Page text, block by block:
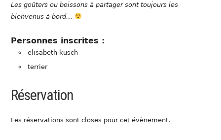
Les goûters ou boissons à partager sont toujours les
bienvenus à bord…
Personnes inscrites :
elisabeth kusch
terrier
Réservation
Les réservations sont closes pour cet évènement.